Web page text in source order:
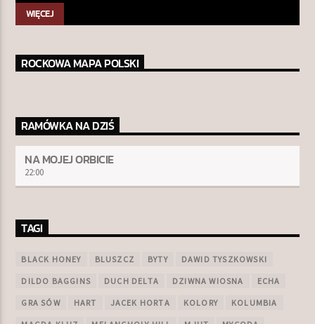
WIĘCEJ
ROCKOWA MAPA POLSKI
RAMÓWKA NA DZIŚ
NA MOJEJ ORBICIE
22:00
TAGI
BLACK HONEY BLUSZCZ BYTY DAWID TYSZKOWSKI
DILDO BAGGINS DUCH DELTA DZIWNA WIOSNA ECHA
GRA SÓW HART JACEK HORTA KOLORY KOLUMBIA